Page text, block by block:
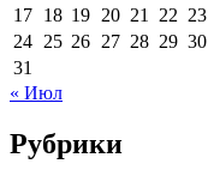
17 18 19 20 21 22 23
24 25 26 27 28 29 30
31
« Июл
Рубрики